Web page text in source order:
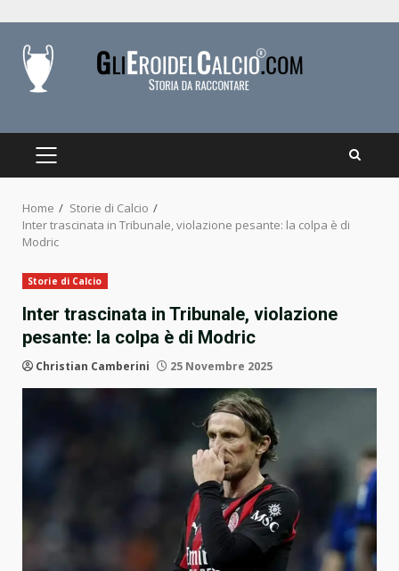
content
PRIMARY
Home
Storie di Calcio
Inter trascinata in Tribunale, violazione pesante: la colpa è di
Modric
Storie di Calcio
Inter trascinata in Tribunale, violazione
pesante: la colpa è di Modric
Christian Camberini 25 Novembre 2025